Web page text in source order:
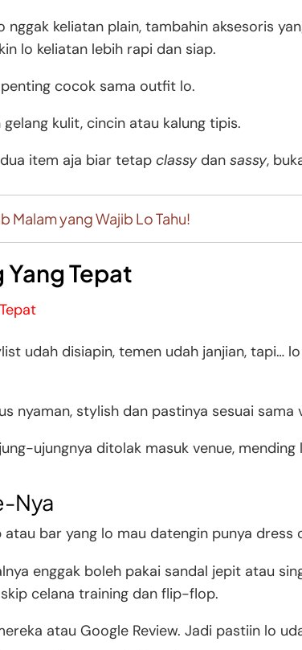
nggak keliatan plain, tambahin aksesoris
lo keliatan lebih rapi dan siap.
cocok sama outfit lo.
kulit, cincin atau kalung tipis.
item aja biar tetap classy dan sassy,
Malam yang Wajib Lo Tahu!
Tepat
udah disiapin, temen udah janjian, tapi…
nyaman, stylish dan pastinya sesuai sama
ujungnya ditolak masuk venue,
Nya
bar yang lo mau datengin punya dress
enggak boleh pakai sandal jepit atau
celana training dan flip-flop.
atau Google Review. Jadi pastiin lo